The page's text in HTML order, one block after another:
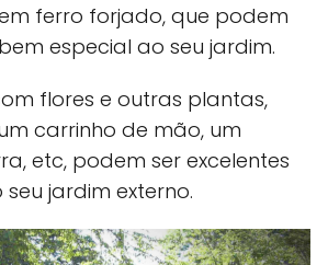
ferro forjado, que podem
especial ao seu jardim.
flores e outras plantas,
carrinho de mão, um
etc, podem ser excelentes
jardim externo.